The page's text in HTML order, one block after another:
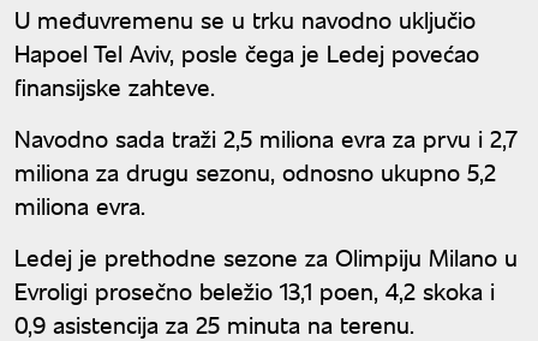
U međuvremenu se u trku navodno uključio
Hapoel Tel Aviv, posle čega je Ledej povećao
finansijske zahteve.
Navodno sada traži 2,5 miliona evra za prvu i 2,7
miliona za drugu sezonu, odnosno ukupno 5,2
miliona evra.
Ledej je prethodne sezone za Olimpiju Milano u
Evroligi prosečno beležio 13,1 poen, 4,2 skoka i
0,9 asistencija za 25 minuta na terenu.